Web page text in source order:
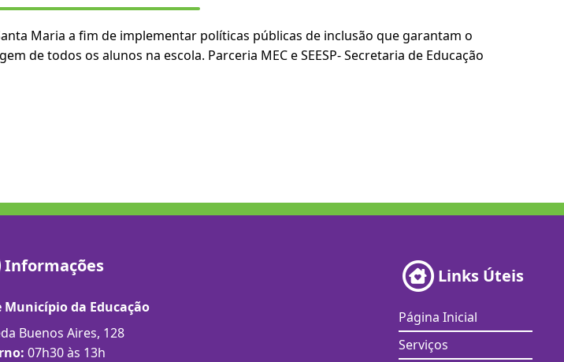
Maria a fim de implementar políticas públicas de inclusão que garantam o
de todos os alunos na escola. Parceria MEC e SEESP- Secretaria de Educação
Informações
Município da Educação
Buenos Aires, 128
07h30 às 13h
Links Úteis
Página Inicial
Serviços